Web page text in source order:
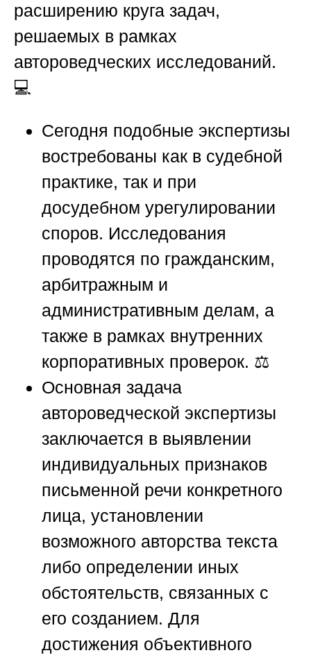
расширению круга задач,
решаемых в рамках
автороведческих исследований.
💻
Сегодня подобные экспертизы
востребованы как в судебной
практике, так и при
досудебном урегулировании
споров. Исследования
проводятся по гражданским,
арбитражным и
административным делам, а
также в рамках внутренних
корпоративных проверок. ⚖️
Основная задача
автороведческой экспертизы
заключается в выявлении
индивидуальных признаков
письменной речи конкретного
лица, установлении
возможного авторства текста
либо определении иных
обстоятельств, связанных с
его созданием. Для
достижения объективного